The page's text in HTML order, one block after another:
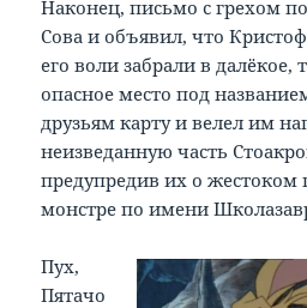
Наконец, письмо с грехом
Сова и объявил, что
его воли забрали в далёкое,
опасное место под
друзьям карту и велел им
неизведанную часть
предупредив их о
монстре по имени
Пух,
Пятачо